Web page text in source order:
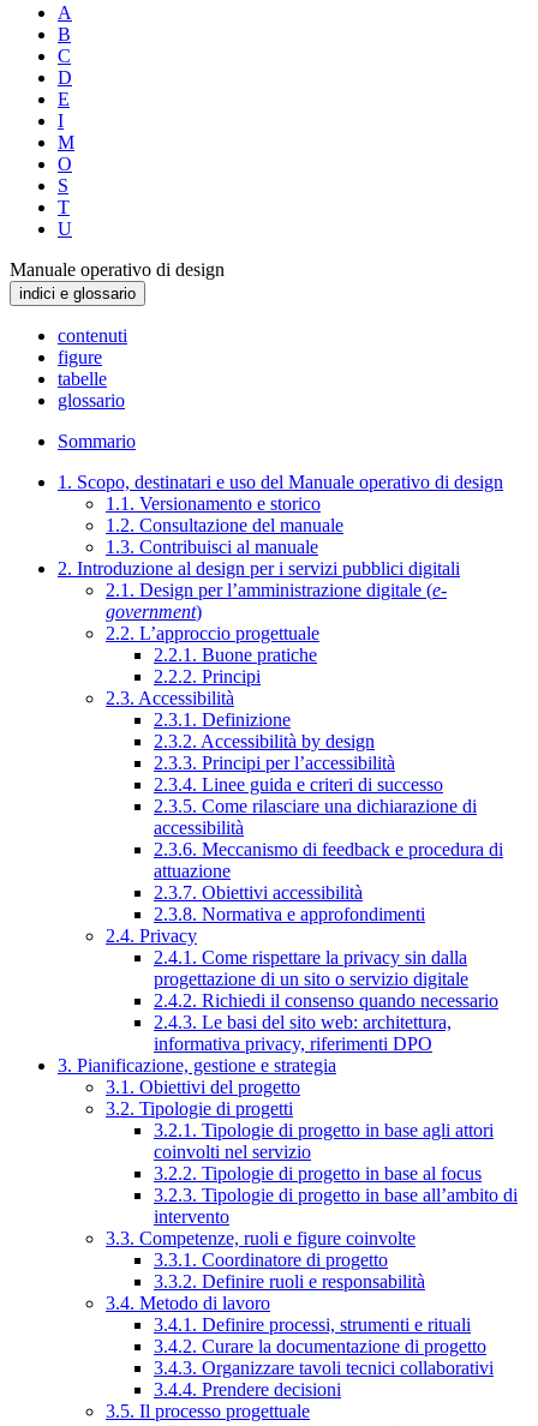
A
B
C
D
E
I
M
O
S
T
U
Manuale operativo di design
indici e glossario
contenuti
figure
tabelle
glossario
Sommario
1. Scopo, destinatari e uso del Manuale operativo di design
1.1. Versionamento e storico
1.2. Consultazione del manuale
1.3. Contribuisci al manuale
2. Introduzione al design per i servizi pubblici digitali
2.1. Design per l’amministrazione digitale (e-
government)
2.2. L’approccio progettuale
2.2.1. Buone pratiche
2.2.2. Principi
2.3. Accessibilità
2.3.1. Definizione
2.3.2. Accessibilità by design
2.3.3. Principi per l’accessibilità
2.3.4. Linee guida e criteri di successo
2.3.5. Come rilasciare una dichiarazione di
accessibilità
2.3.6. Meccanismo di feedback e procedura di
attuazione
2.3.7. Obiettivi accessibilità
2.3.8. Normativa e approfondimenti
2.4. Privacy
2.4.1. Come rispettare la privacy sin dalla
progettazione di un sito o servizio digitale
2.4.2. Richiedi il consenso quando necessario
2.4.3. Le basi del sito web: architettura,
informativa privacy, riferimenti DPO
3. Pianificazione, gestione e strategia
3.1. Obiettivi del progetto
3.2. Tipologie di progetti
3.2.1. Tipologie di progetto in base agli attori
coinvolti nel servizio
3.2.2. Tipologie di progetto in base al focus
3.2.3. Tipologie di progetto in base all’ambito di
intervento
3.3. Competenze, ruoli e figure coinvolte
3.3.1. Coordinatore di progetto
3.3.2. Definire ruoli e responsabilità
3.4. Metodo di lavoro
3.4.1. Definire processi, strumenti e rituali
3.4.2. Curare la documentazione di progetto
3.4.3. Organizzare tavoli tecnici collaborativi
3.4.4. Prendere decisioni
3.5. Il processo progettuale